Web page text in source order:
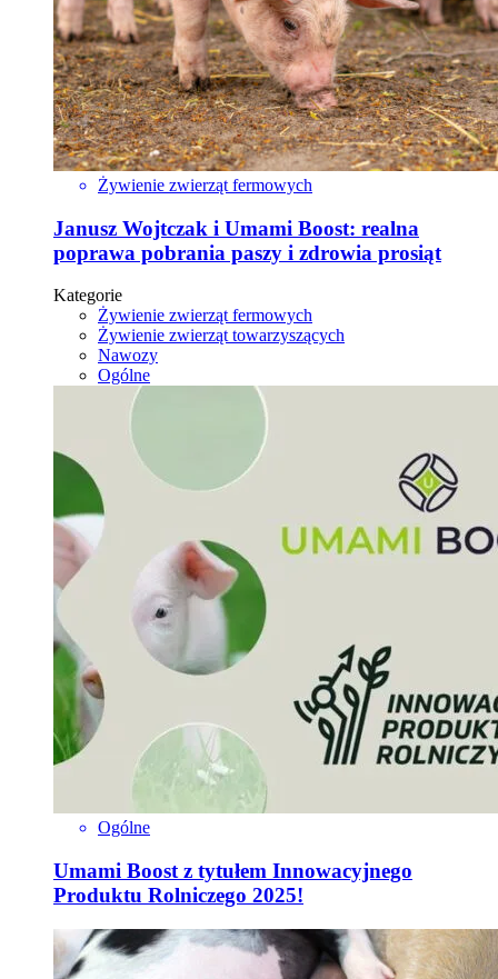
Żywienie zwierząt fermowych
Janusz Wojtczak i Umami Boost: realna
poprawa pobrania paszy i zdrowia prosiąt
Kategorie
Żywienie zwierząt fermowych
Żywienie zwierząt towarzyszących
Nawozy
Ogólne
Ogólne
Umami Boost z tytułem Innowacyjnego
Produktu Rolniczego 2025!